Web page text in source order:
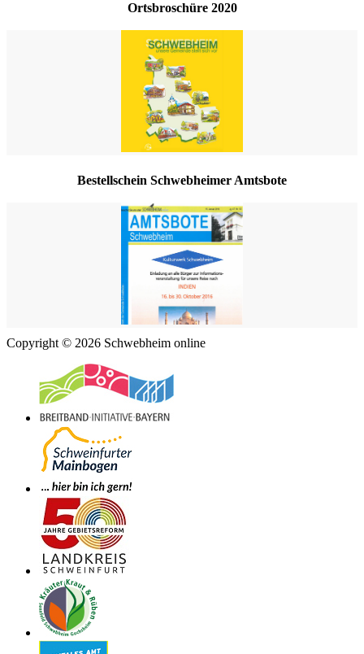
Ortsbroschüre 2020
Bestellschein Schwebheimer Amtsbote
Copyright © 2026 Schwebheim online